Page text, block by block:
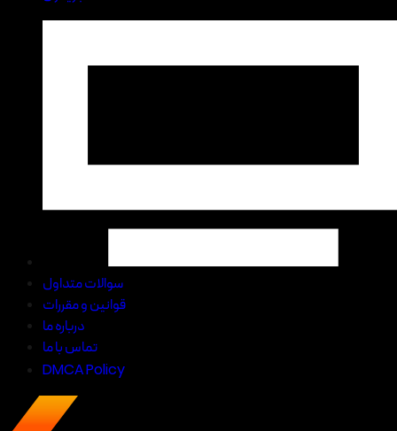
سوالات متداول
قوانین و مقررات
درباره ما
تماس با ما
DMCA Policy